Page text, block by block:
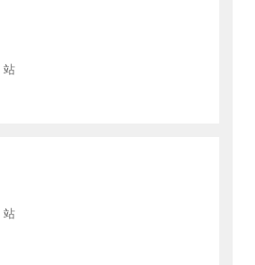
站
站